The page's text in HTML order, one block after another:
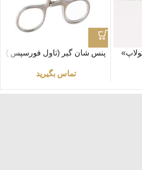
پنس شان گیر (تاول فورسپس )
تماس بگیرید